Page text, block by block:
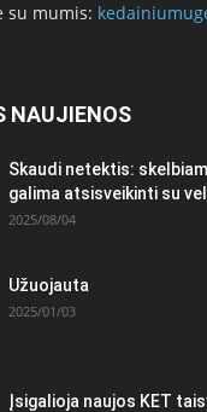
su mumis:
NAUJIENOS
Skaudi netektis:
galima atsisveikinti su
2025/08/04
Užuojauta
2025/01/03
Įsigalioja naujos KET